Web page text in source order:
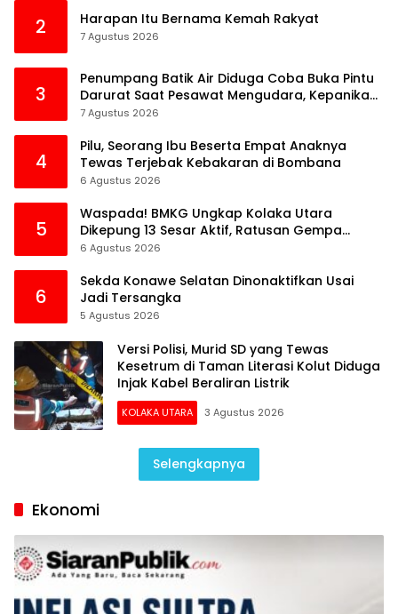
2 Harapan Itu Bernama Kemah Rakyat
7 Agustus 2026
3
Penumpang Batik Air Diduga Coba Buka Pintu
Darurat Saat Pesawat Mengudara, Kepanikan
Pecah di Dalam Kabin
7 Agustus 2026
4
Pilu, Seorang Ibu Beserta Empat Anaknya
Tewas Terjebak Kebakaran di Bombana
6 Agustus 2026
5
Waspada! BMKG Ungkap Kolaka Utara
Dikepung 13 Sesar Aktif, Ratusan Gempa
Sudah Terekam
6 Agustus 2026
6
Sekda Konawe Selatan Dinonaktifkan Usai
Jadi Tersangka
5 Agustus 2026
Versi Polisi, Murid SD yang Tewas
Kesetrum di Taman Literasi Kolut Diduga
Injak Kabel Beraliran Listrik
KOLAKA UTARA 3 Agustus 2026
Selengkapnya
Ekonomi